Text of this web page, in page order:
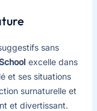
sans
excelle dans
et ses situations
surnaturelle et
et divertissant.